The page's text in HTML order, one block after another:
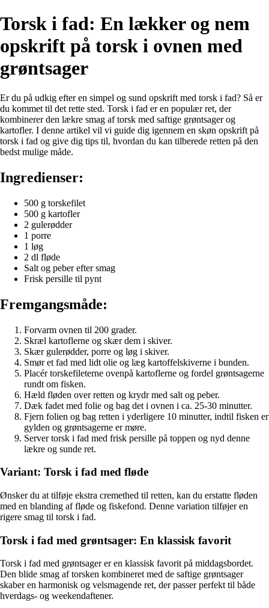
Torsk i fad: En lækker og nem
opskrift på torsk i ovnen med
grøntsager
Er du på udkig efter en simpel og sund opskrift med torsk i fad? Så er
du kommet til det rette sted. Torsk i fad er en populær ret, der
kombinerer den lækre smag af torsk med saftige grøntsager og
kartofler. I denne artikel vil vi guide dig igennem en skøn opskrift på
torsk i fad og give dig tips til, hvordan du kan tilberede retten på den
bedst mulige måde.
Ingredienser:
500 g torskefilet
500 g kartofler
2 gulerødder
1 porre
1 løg
2 dl fløde
Salt og peber efter smag
Frisk persille til pynt
Fremgangsmåde:
Forvarm ovnen til 200 grader.
Skræl kartoflerne og skær dem i skiver.
Skær gulerødder, porre og løg i skiver.
Smør et fad med lidt olie og læg kartoffelskiverne i bunden.
Placér torskefileterne ovenpå kartoflerne og fordel grøntsagerne
rundt om fisken.
Hæld fløden over retten og krydr med salt og peber.
Dæk fadet med folie og bag det i ovnen i ca. 25-30 minutter.
Fjern folien og bag retten i yderligere 10 minutter, indtil fisken er
gylden og grøntsagerne er møre.
Server torsk i fad med frisk persille på toppen og nyd denne
lækre og sunde ret.
Variant: Torsk i fad med fløde
Ønsker du at tilføje ekstra cremethed til retten, kan du erstatte fløden
med en blanding af fløde og fiskefond. Denne variation tilføjer en
rigere smag til torsk i fad.
Torsk i fad med grøntsager: En klassisk favorit
Torsk i fad med grøntsager er en klassisk favorit på middagsbordet.
Den blide smag af torsken kombineret med de saftige grøntsager
skaber en harmonisk og velsmagende ret, der passer perfekt til både
hverdags- og weekendaftener.